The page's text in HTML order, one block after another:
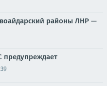
районы ЛНР —
предупреждает